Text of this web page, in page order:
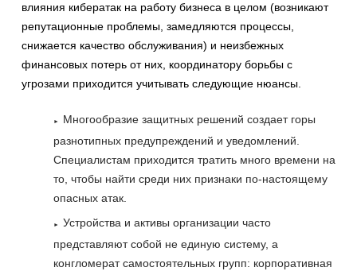
влияния кибератак на работу бизнеса в целом (возникают
репутационные проблемы, замедляются процессы,
снижается качество обслуживания) и неизбежных
финансовых потерь от них, координатору борьбы с
угрозами приходится учитывать следующие нюансы.
Многообразие защитных решений создает горы
разнотипных предупреждений и уведомлений.
Специалистам приходится тратить много времени на
то, чтобы найти среди них признаки по-настоящему
опасных атак.
Устройства и активы организации часто
представляют собой не единую систему, а
конгломерат самостоятельных групп: корпоративная